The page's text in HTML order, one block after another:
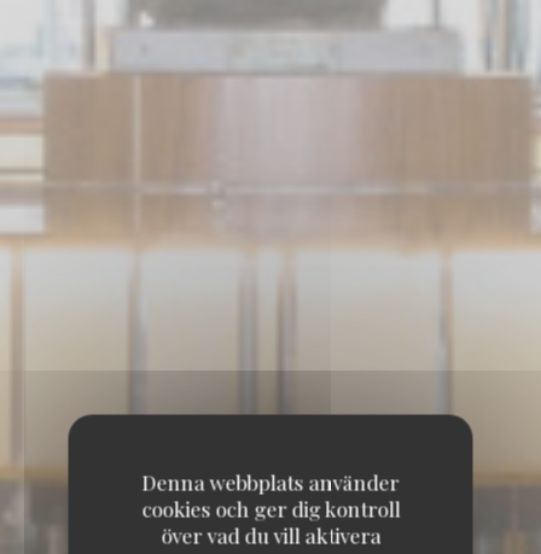
Denna webbplats använder
cookies och ger dig kontroll
över vad du vill aktivera